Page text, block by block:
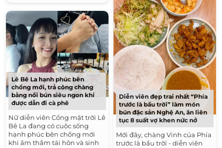
Lê Bê La hạnh phúc bên
chồng mới, trả công chàng
bằng nồi bún siêu ngon khi
được dẫn đi cà phê
Nữ diễn viên Cổng mặt trời Lê
Bê La đang có cuộc sống
hạnh phúc bên chồng mới
khi âm thầm tái hôn và sinh
Diễn viên đẹp trai nhất “Phía
trước là bầu trời” làm món
bún đặc sản Nghệ An, ăn liên
tục 8 suất vợ khen nức nở
Mới đây, chàng Vinh của Phía
trước là bầu trời - diễn viên